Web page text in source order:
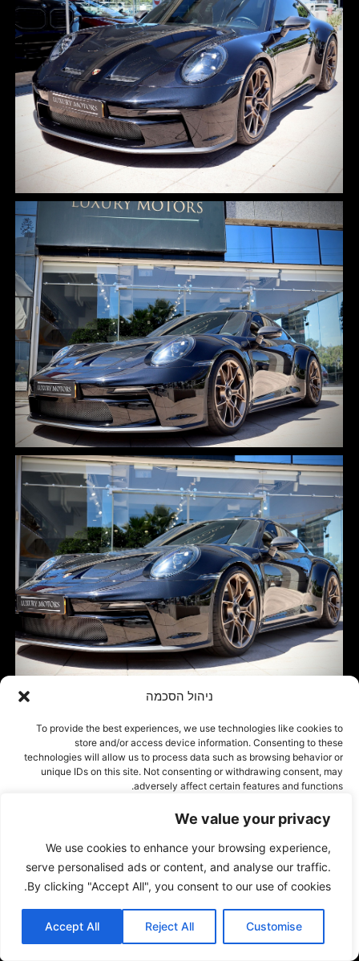
We value your privacy
We use cookies to enhance your browsing experience,
serve personalised ads or content, and analyse our traffic.
By clicking "Accept All", you consent to our use of cookies.
Customise
Reject All
Accept All
ניהול הסכמה
To provide the best experiences, we use technologies like cookies to
store and/or access device information. Consenting to these
technologies will allow us to process data such as browsing behavior or
unique IDs on this site. Not consenting or withdrawing consent, may
adversely affect certain features and functions.
דחייה
Cookie Policy